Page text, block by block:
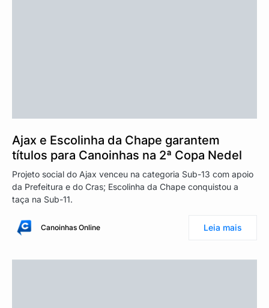
Ajax e Escolinha da Chape garantem
títulos para Canoinhas na 2ª Copa Nedel
Projeto social do Ajax venceu na categoria Sub-13 com apoio
da Prefeitura e do Cras; Escolinha da Chape conquistou a
taça na Sub-11.
Canoinhas Online Leia mais